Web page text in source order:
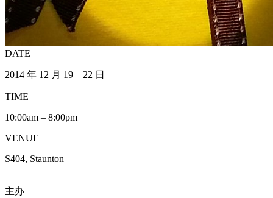
DATE
2014 年 12 月 19 – 22 日
TIME
10:00am – 8:00pm
VENUE
S404, Staunton
主办